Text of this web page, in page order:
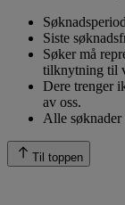
Siste
Søker må
tilknytning til
Dere trenger
av oss.
Alle søknader
Til toppen